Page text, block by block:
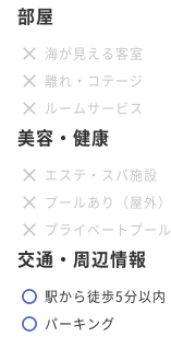
部屋
海が見える客室
離れ・コテージ
ルームサービス
美容・健康
エステ・スパ施設
プールあり（屋外）
プライベートプール
交通・周辺情報
駅から徒歩5分以内
パーキング